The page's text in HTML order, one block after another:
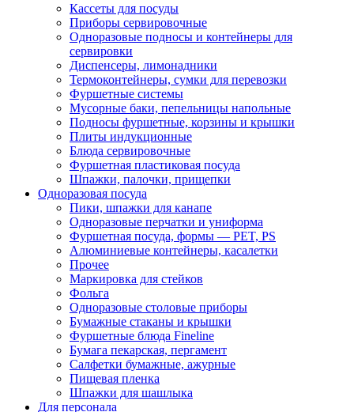
Кассеты для посуды
Приборы сервировочные
Одноразовые подносы и контейнеры для
сервировки
Диспенсеры, лимонадники
Термоконтейнеры, сумки для перевозки
Фуршетные системы
Мусорные баки, пепельницы напольные
Подносы фуршетные, корзины и крышки
Плиты индукционные
Блюда сервировочные
Фуршетная пластиковая посуда
Шпажки, палочки, прищепки
Одноразовая посуда
Пики, шпажки для канапе
Одноразовые перчатки и униформа
Фуршетная посуда, формы — PET, PS
Алюминиевые контейнеры, касалетки
Прочее
Маркировка для стейков
Фольга
Одноразовые столовые приборы
Бумажные стаканы и крышки
Фуршетные блюда Fineline
Бумага пекарская, пергамент
Салфетки бумажные, ажурные
Пищевая пленка
Шпажки для шашлыка
Для персонала